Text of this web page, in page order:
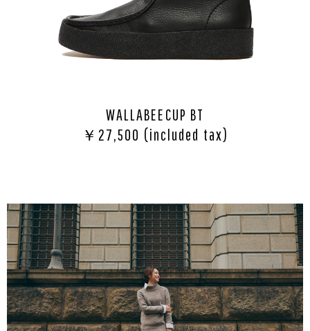
WALLABEECUP BT
￥27,500 (included tax)